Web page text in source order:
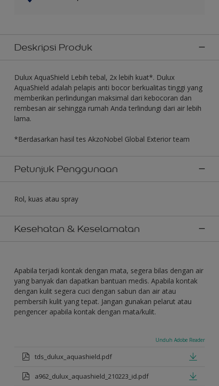
Deskripsi Produk
Dulux AquaShield Lebih tebal, 2x lebih kuat*. Dulux
AquaShield adalah pelapis anti bocor berkualitas tinggi yang
memberikan perlindungan maksimal dari kebocoran dan
rembesan air sehingga rumah Anda terlindungi dari air lebih
lama.
*Berdasarkan hasil tes AkzoNobel Global Exterior team
Petunjuk Penggunaan
Rol, kuas atau spray
Kesehatan & Keselamatan
Apabila terjadi kontak dengan mata, segera bilas dengan air
yang banyak dan dapatkan bantuan medis. Apabila kontak
dengan kulit segera cuci dengan sabun dan air atau
pembersih kulit yang tepat. Jangan gunakan pelarut atau
pengencer apabila kontak dengan mata/kulit.
Unduh Adobe Reader
tds_dulux_aquashield.pdf
a962_dulux_aquashield_210223_id.pdf